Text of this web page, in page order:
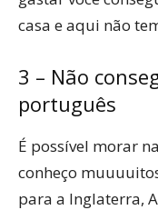
casa e aqui não
3 – Não
português
É possível morar
conheço
para a Inglaterra,